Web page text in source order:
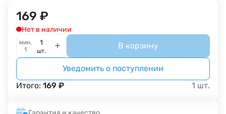
169 ₽
Нет в наличии
мин.
1
шт.
В корзину
Уведомить о поступлении
Итого: 169 ₽ 1 шт.